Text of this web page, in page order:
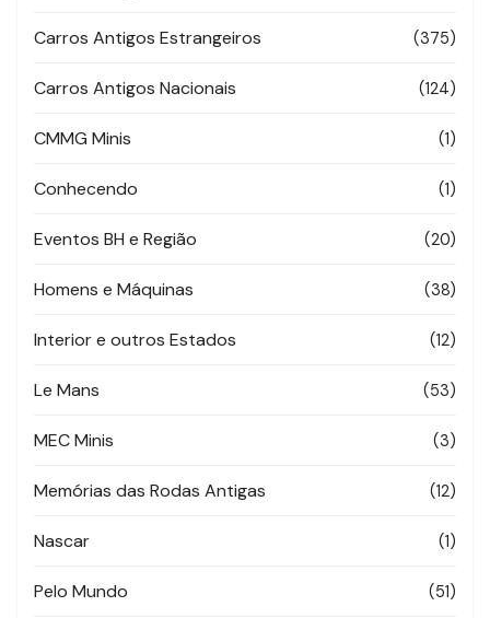
Carros Antigos Estrangeiros (375)
Carros Antigos Nacionais (124)
CMMG Minis (1)
Conhecendo (1)
Eventos BH e Região (20)
Homens e Máquinas (38)
Interior e outros Estados (12)
Le Mans (53)
MEC Minis (3)
Memórias das Rodas Antigas (12)
Nascar (1)
Pelo Mundo (51)